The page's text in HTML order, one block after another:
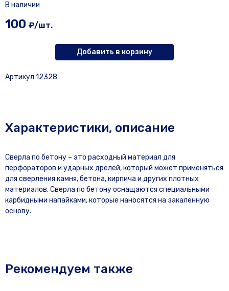
В наличии
100 ₽/шт.
Добавить в корзину
Артикул 12328
Характеристики, описание
Сверла по бетону – это расходный материал для
перфораторов и ударных дрелей, который может применяться
для сверления камня, бетона, кирпича и других плотных
материалов. Сверла по бетону оснащаются специальными
карбидными напайками, которые наносятся на закаленную
основу.
Рекомендуем также